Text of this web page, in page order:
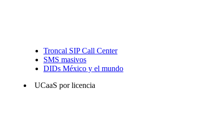
Troncal SIP Call Center
SMS masivos
DIDs México y el mundo
UCaaS por licencia